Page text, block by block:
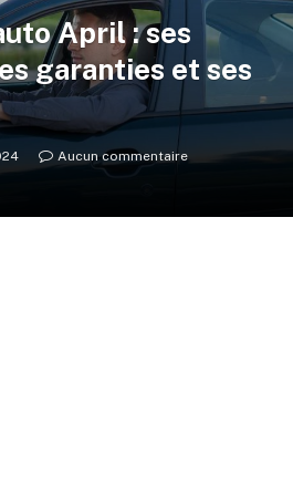
April : ses
garanties et ses
Aucun commentaire